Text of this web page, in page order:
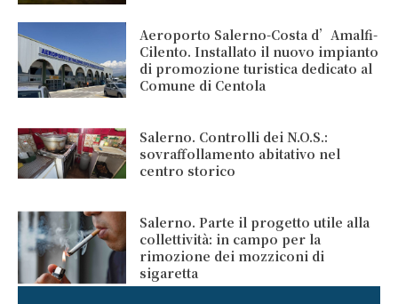
Aeroporto Salerno-Costa d’Amalfi-
Cilento. Installato il nuovo impianto
di promozione turistica dedicato al
Comune di Centola
Salerno. Controlli dei N.O.S.:
sovraffollamento abitativo nel
centro storico
Salerno. Parte il progetto utile alla
collettività: in campo per la
rimozione dei mozziconi di
sigaretta